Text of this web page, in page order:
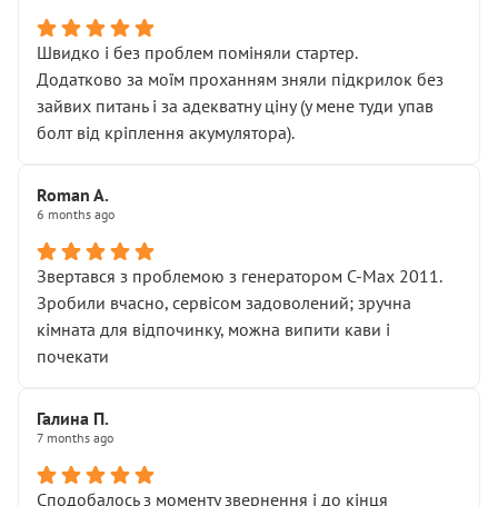
Швидко і без проблем поміняли стартер.
Додатково за моїм проханням зняли підкрилок без
зайвих питань і за адекватну ціну (у мене туди упав
болт від кріплення акумулятора).
Roman A.
6 months ago
Звертався з проблемою з генератором C-Max 2011.
Зробили вчасно, сервісом задоволений; зручна
кімната для відпочинку, можна випити кави і
почекати
Галина П.
7 months ago
Сподобалось з моменту звернення і до кінця